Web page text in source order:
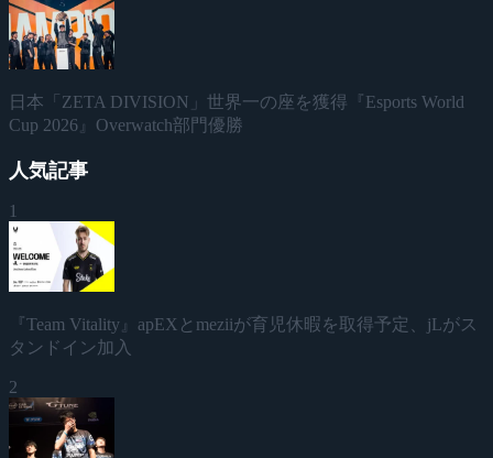
日本「ZETA DIVISION」世界一の座を獲得『Esports World
Cup 2026』Overwatch部門優勝
人気記事
1
『Team Vitality』apEXとmeziiが育児休暇を取得予定、jLがス
タンドイン加入
2